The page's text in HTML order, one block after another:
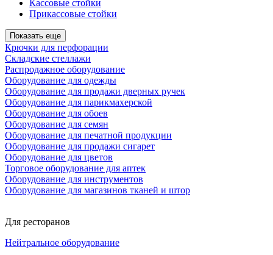
Кассовые стойки
Прикассовые стойки
Показать еще
Крючки для перфорации
Складские стеллажи
Распродажное оборудование
Оборудование для одежды
Оборудование для продажи дверных ручек
Оборудование для парикмахерской
Оборудование для обоев
Оборудование для семян
Оборудование для печатной продукции
Оборудование для продажи сигарет
Оборудование для цветов
Торговое оборудование для аптек
Оборудование для инструментов
Оборудование для магазинов тканей и штор
Для ресторанов
Нейтральное оборудование